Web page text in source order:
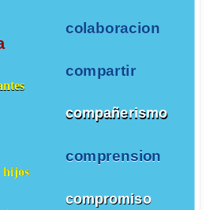
colaboracion
compartir
compañerismo
comprension
compromiso
hijos